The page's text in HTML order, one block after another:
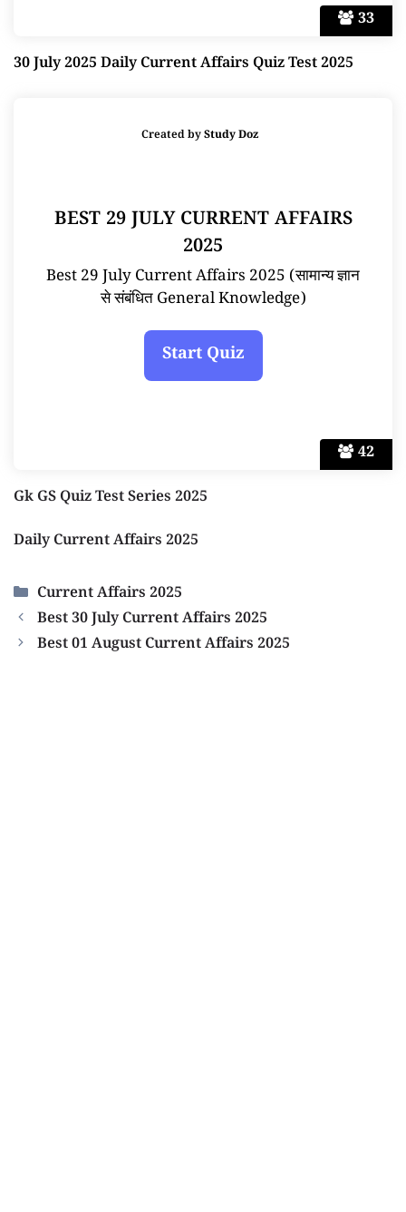
33
30 July 2025 Daily Current Affairs Quiz Test 2025
42
Created byStudy Doz
BEST 29 JULY CURRENT AFFAIRS
2025
Best 29 July Current Affairs 2025 (सामान्य ज्ञान
से संबंधित General Knowledge)
Gk GS Quiz Test Series 2025
Daily Current Affairs 2025
Categories
Current Affairs 2025
Best 30 July Current Affairs 2025
Best 01 August Current Affairs 2025